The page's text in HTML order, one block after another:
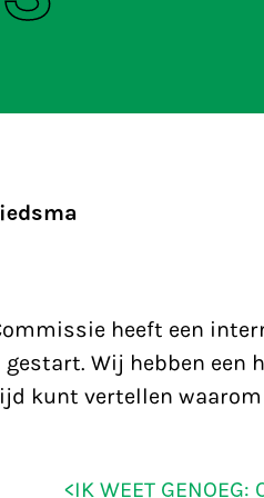
heeft een
gestart. Wij hebben een
kunt vertellen
<IK WEET GENOEG: